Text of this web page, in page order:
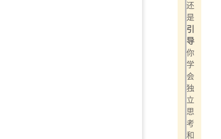
还
是
引
导
你
学
会
独
立
思
考
和